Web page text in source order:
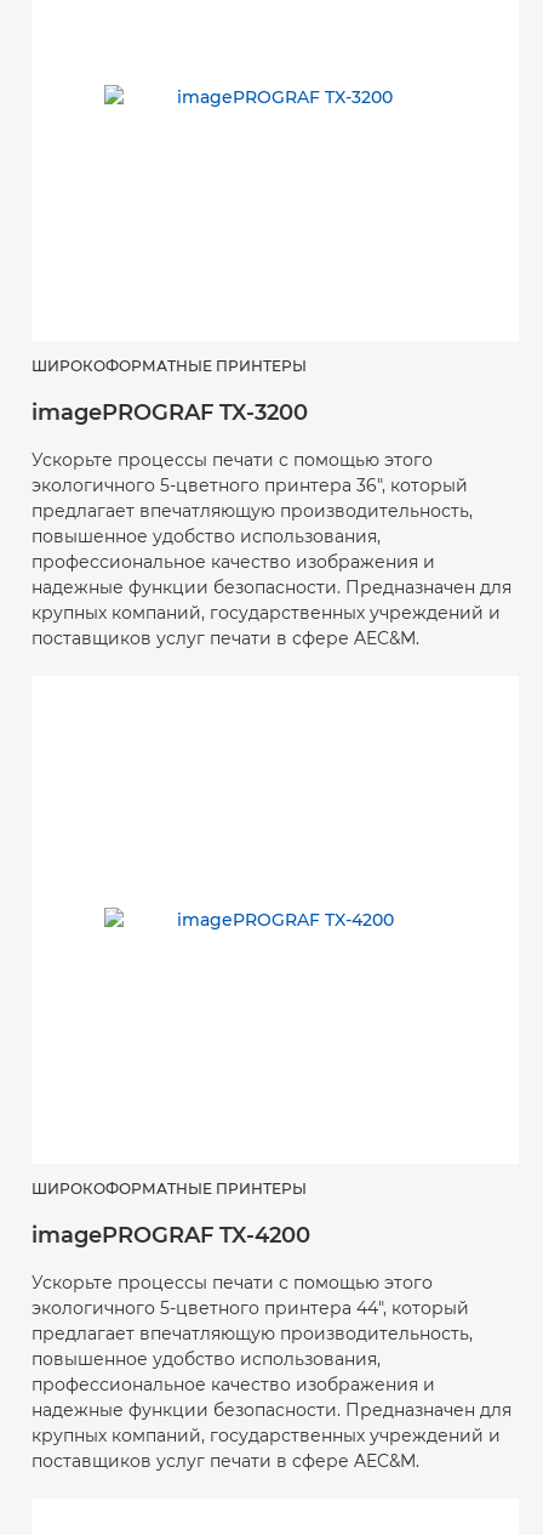
ШИРОКОФОРМАТНЫЕ ПРИНТЕРЫ
imagePROGRAF TX-3200
Ускорьте процессы печати с помощью этого
экологичного 5-цветного принтера 36", который
предлагает впечатляющую производительность,
повышенное удобство использования,
профессиональное качество изображения и
надежные функции безопасности. Предназначен для
крупных компаний, государственных учреждений и
поставщиков услуг печати в сфере AEC&M.
ШИРОКОФОРМАТНЫЕ ПРИНТЕРЫ
imagePROGRAF TX-4200
Ускорьте процессы печати с помощью этого
экологичного 5-цветного принтера 44", который
предлагает впечатляющую производительность,
повышенное удобство использования,
профессиональное качество изображения и
надежные функции безопасности. Предназначен для
крупных компаний, государственных учреждений и
поставщиков услуг печати в сфере AEC&M.